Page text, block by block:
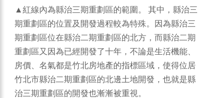
▲紅線內為縣治三期重劃區的範圍。 其中，縣治三
期重劃區的位置及開發過程較為特殊。因為縣治三
期重劃區位在縣治二期重劃區的北方，而縣治二期
重劃區又因為已經開發了十年，不論是生活機能、
房價、名氣都是竹北房地產的指標區域，使得位居
竹北市縣治二期重劃區的北邊土地開發，也就是縣
治三期重劃區的開發也漸漸被重視。